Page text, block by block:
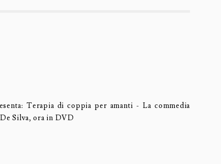
Terapia di coppia per amanti - La commedia
Silva, ora in DVD